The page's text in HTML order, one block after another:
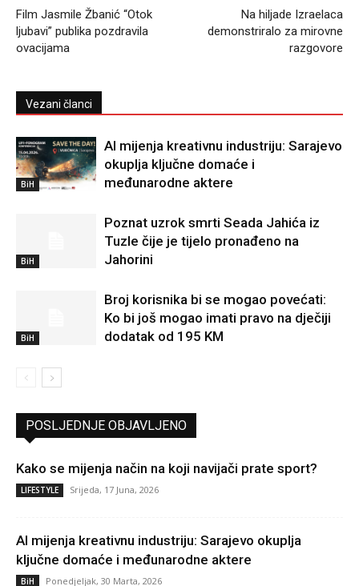
Film Jasmile Žbanić “Otok
ljubavi” publika pozdravila
ovacijama
Na hiljade Izraelaca
demonstriralo za mirovne
razgovore
Vezani članci
BiH
AI mijenja kreativnu industriju: Sarajevo
okuplja ključne domaće i
međunarodne aktere
BiH
Poznat uzrok smrti Seada Jahića iz
Tuzle čije je tijelo pronađeno na
Jahorini
BiH
Broj korisnika bi se mogao povećati:
Ko bi još mogao imati pravo na dječiji
dodatak od 195 KM
POSLJEDNJE OBJAVLJENO
Kako se mijenja način na koji navijači prate sport?
LIFESTYLE Srijeda, 17 Juna, 2026
AI mijenja kreativnu industriju: Sarajevo okuplja
ključne domaće i međunarodne aktere
BiH Ponedjeljak, 30 Marta, 2026